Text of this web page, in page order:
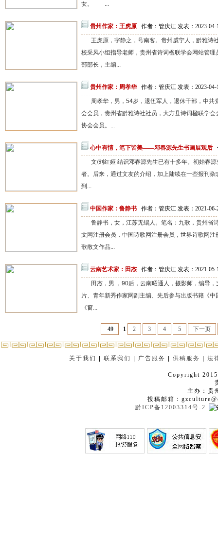
女。 ...
贵州作家：王虎原 作者：管庆江 发表：2023-04-
王虎原，字静之，号南客。贵州威宁人，黔雅诗
校采风小组指导老师，贵州省诗词楹联学会网站管
部部长，主编...
贵州作家：周孝华 作者：管庆江 发表：2023-04-
周孝华，男，54岁，退伍军人，退休干部，中
会会员，贵州省黔雅诗社社员，大方县诗词楹联学
协会会员。...
心中有情，笔下皆美——邓春源先生书画展观后
文/刘红娅 结识邓春源先生已有十多年。初始春
者。后来，通过文友的介绍，加上陆续在一些报刊
到...
中国作家：鲁静书 作者：管庆江 发表：2021-06-
鲁静书，女，江苏无锡人。笔名：九歌，贵州省
文网注册会员，中国诗歌网注册会员，世界诗歌网
歌散文作品...
云南艺术家：田杰 作者：管庆江 发表：2021-05-
田杰，男 ，90后，云南昭通人，摄影师，编导
片、青年新秀作家网副主编、先后参与出版书籍《
《窗...
49 1 2 3 4 5 下一页
关于我们 |联系我们 广告服务 |供稿服务 |法
Copyright
主办：贵
投稿邮箱：
黔ICP备12003314号-2